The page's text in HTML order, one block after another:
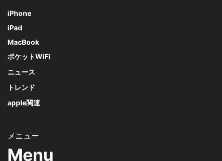
iPhone
iPad
MacBook
ポケットWiFi
ニュース
トレンド
apple関連
Menu